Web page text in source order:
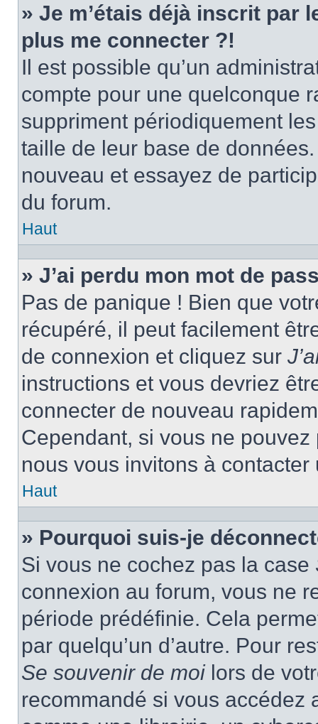
» Je m’étais déjà inscrit par
plus me connecter ?!
Il est possible qu’un
compte pour une quelconque
suppriment périodiquement
taille de leur base de
nouveau et essayez de
du forum.
Haut
» J’ai perdu mon mot de
Pas de panique ! Bien que
récupéré, il peut facilement
de connexion et cliquez sur
instructions et vous devriez
connecter de nouveau
Cependant, si vous ne
nous vous invitons à
Haut
» Pourquoi suis-je
Si vous ne cochez pas la case
connexion au forum, vous ne
période prédéfinie. Cela
par quelqu’un d’autre. Pour
Se souvenir de moilors de
recommandé si vous accédez